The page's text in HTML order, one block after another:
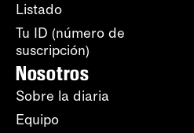
Listado
Tu ID (número de
suscripción)
Nosotros
Sobre la diaria
Equipo